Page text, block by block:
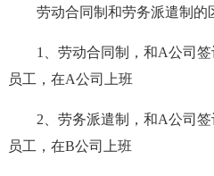
劳动合同制和劳务派遣制的
1、劳动合同制，和A公司
员工，在A公司上班
2、劳务派遣制，和A公司
员工，在B公司上班